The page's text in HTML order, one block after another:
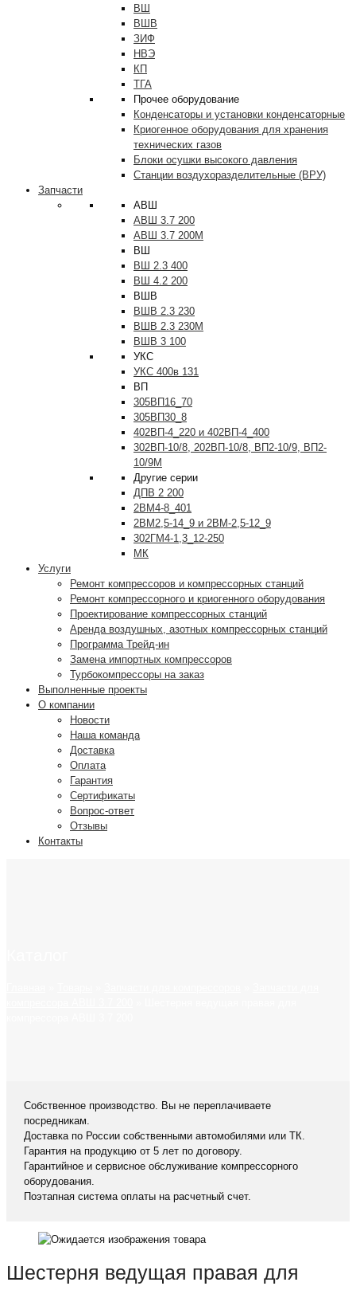
ВШ
ВШВ
ЗИФ
НВЭ
КП
ТГА
Прочее оборудование
Конденсаторы и установки конденсаторные
Криогенное оборудования для хранения
технических газов
Блоки осушки высокого давления
Станции воздухоразделительные (ВРУ)
Запчасти
АВШ
АВШ 3.7 200
АВШ 3.7 200М
ВШ
ВШ 2.3 400
ВШ 4.2 200
ВШВ
ВШВ 2.3 230
ВШВ 2.3 230М
ВШВ 3 100
УКС
УКС 400в 131
ВП
305ВП16_70
305ВП30_8
402ВП-4_220 и 402ВП-4_400
302ВП-10/8, 202ВП-10/8, ВП2-10/9, ВП2-
10/9М
Другие серии
ДПВ 2 200
2ВМ4-8_401
2ВМ2,5-14_9 и 2ВМ-2,5-12_9
302ГМ4-1,3_12-250
МК
Услуги
Ремонт компрессоров и компрессорных станций
Ремонт компрессорного и криогенного оборудования
Проектирование компрессорных станций
Аренда воздушных, азотных компрессорных станций
Программа Трейд-ин
Замена импортных компрессоров
Турбокомпрессоры на заказ
Выполненные проекты
О компании
Новости
Наша команда
Доставка
Оплата
Гарантия
Сертификаты
Вопрос-ответ
Отзывы
Контакты
Собственное производство. Вы не переплачиваете
посредникам.
Доставка по России собственными автомобилями или ТК.
Гарантия на продукцию от 5 лет по договору.
Гарантийное и сервисное обслуживание компрессорного
оборудования.
Поэтапная система оплаты на расчетный счет.
Шестерня ведущая правая для